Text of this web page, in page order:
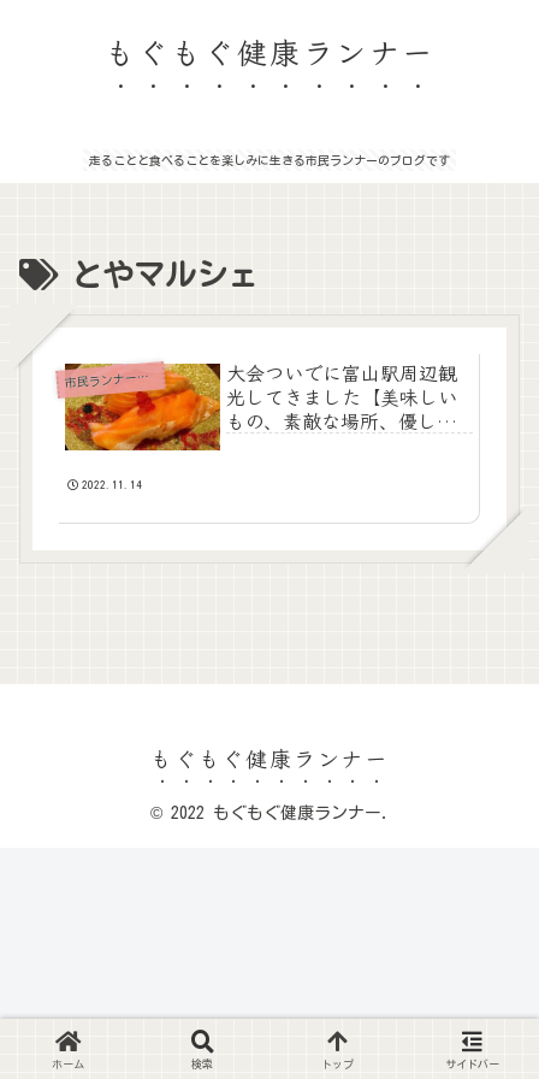
もぐもぐ健康ランナー
走ることと食べることを楽しみに生きる市民ランナーのブログです
とやマルシェ
市民ランナーのつれづれ日記
大会ついでに富山駅周辺観
光してきました【美味しい
もの、素敵な場所、優しい
2022.11.14
もぐもぐ健康ランナー
© 2022 もぐもぐ健康ランナー.
ホーム 検索 トップ サイドバー